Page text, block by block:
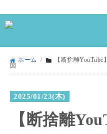
ホーム /
【断捨離
因
2025/01/23(木)
【断捨離